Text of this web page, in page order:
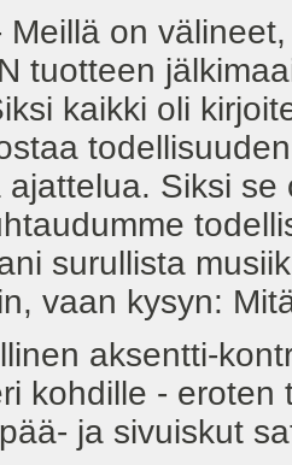
on välineet,
tuotteen
kaikki oli
Siksi
surullista
vaan kysyn:
aksentti-
kohdille -
ja sivuiskut